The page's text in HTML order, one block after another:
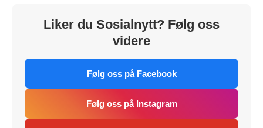
Liker du Sosialnytt? Følg oss
videre
Følg oss på Facebook
Følg oss på Instagram